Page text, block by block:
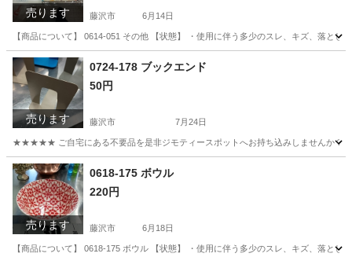
売ります 藤沢市 6月14日
【商品について】 0614-051 その他 【状態】 ・使用に伴う多少のスレ、キズ、落と
神奈川 藤沢市 リユース
売ります
0724-178 ブックエンド
50円
藤沢市 7月24日
★★★★★ ご自宅にある不要品を是非ジモティースポットへお持ち込みしませんか？
神奈川 藤沢市
売ります
0618-175 ボウル
220円
藤沢市 6月18日
【商品について】 0618-175 ボウル 【状態】 ・使用に伴う多少のスレ、キズ、落と